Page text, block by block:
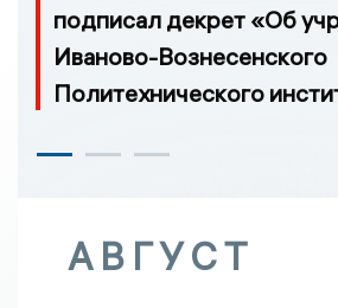
подписал декрет «Об
Иваново-Вознесенского
Политехнического
АВГУСТ